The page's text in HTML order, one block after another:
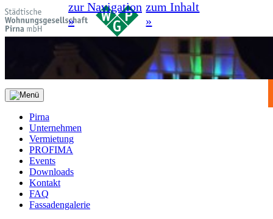
zur Navigation
»
zum Inhalt
»
Pirna
Unternehmen
Vermietung
PROFIMA
Events
Downloads
Kontakt
FAQ
Fassadengalerie